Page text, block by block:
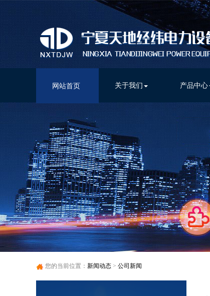
网站首页 关于我们 产品中心
您的当前位置： 新闻动态 > 公司新闻